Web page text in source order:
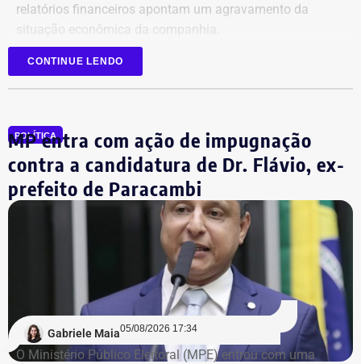
relatórios financeiros apontam um agravamento da
situação econômica da companhia.
Segundo o órgão, após registrar faturamento superior a
R$ 1 bilhão por mês em 2025, a empresa sofreu uma
praticamente zero no início de 2026.
Ainda de acordo com a procuradoria, o grupo continuou
acumulando prejuízos, manteve elevados custos
operacionais e não apresentou perspectiva de geração de
caixa suficiente para sustentar as atividades ou quitar
Na avaliação do Executivo estadual, a recuperação
judicial deixou de cumprir sua função de permitir a
recuperação da empresa.
CONTINUE LENDO
POLÍTICA
MP entra com ação de impugnação
contra a candidatura de Dr. Flávio, ex-
prefeito de Paracambi
Gabriele Maia05/08/2026 17:34
O Ministério Público Eleitoral (MPE) entrou com uma